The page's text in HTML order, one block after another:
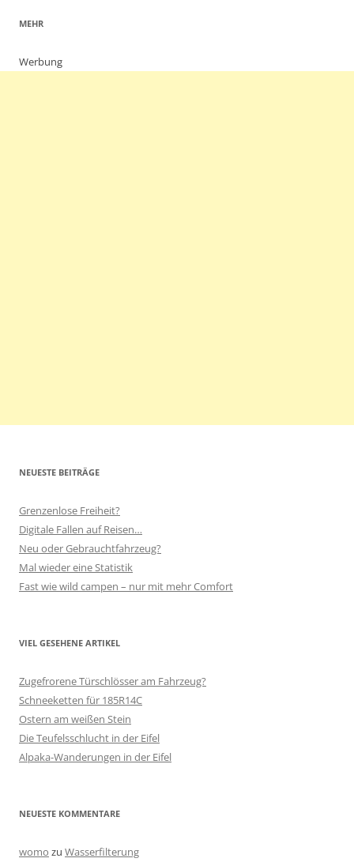
MEHR
Werbung
NEUESTE BEITRÄGE
Grenzenlose Freiheit?
Digitale Fallen auf Reisen…
Neu oder Gebrauchtfahrzeug?
Mal wieder eine Statistik
Fast wie wild campen – nur mit mehr Comfort
VIEL GESEHENE ARTIKEL
Zugefrorene Türschlösser am Fahrzeug?
Schneeketten für 185R14C
Ostern am weißen Stein
Die Teufelsschlucht in der Eifel
Alpaka-Wanderungen in der Eifel
NEUESTE KOMMENTARE
womo zu Wasserfilterung